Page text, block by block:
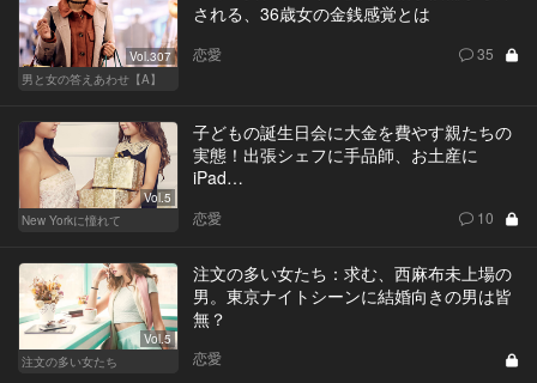
Vol.307
男と女の答えあわせ【A】
される、36歳女の金銭感覚とは
恋愛 35
Vol.5
New Yorkに憧れて
子どもの誕生日会に大金を費やす親たちの
実態！出張シェフに手品師、お土産に
iPad…
恋愛 10
Vol.5
注文の多い女たち
注文の多い女たち：求む、西麻布未上場の
男。東京ナイトシーンに結婚向きの男は皆
無？
恋愛